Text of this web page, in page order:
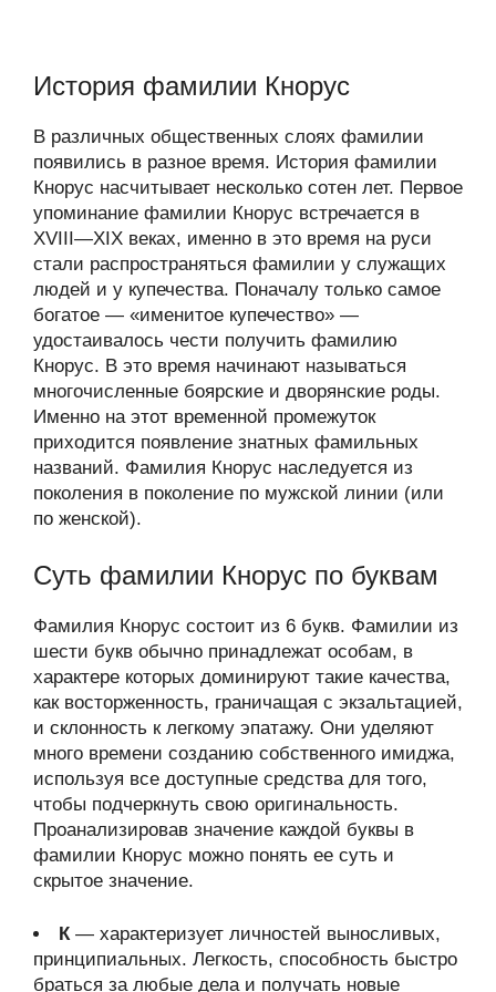
История фамилии Кнорус
В различных общественных слоях фамилии
появились в разное время. История фамилии
Кнорус насчитывает несколько сотен лет. Первое
упоминание фамилии Кнорус встречается в
XVIII—XIX веках, именно в это время на руси
стали распространяться фамилии у служащих
людей и у купечества. Поначалу только самое
богатое — «именитое купечество» —
удостаивалось чести получить фамилию
Кнорус. В это время начинают называться
многочисленные боярские и дворянские роды.
Именно на этот временной промежуток
приходится появление знатных фамильных
названий. Фамилия Кнорус наследуется из
поколения в поколение по мужской линии (или
по женской).
Суть фамилии Кнорус по буквам
Фамилия Кнорус состоит из 6 букв. Фамилии из
шести букв обычно принадлежат особам, в
характере которых доминируют такие качества,
как восторженность, граничащая с экзальтацией,
и склонность к легкому эпатажу. Они уделяют
много времени созданию собственного имиджа,
используя все доступные средства для того,
чтобы подчеркнуть свою оригинальность.
Проанализировав значение каждой буквы в
фамилии Кнорус можно понять ее суть и
скрытое значение.
К— характеризует личностей выносливых,
принципиальных. Легкость, способность быстро
браться за любые дела и получать новые